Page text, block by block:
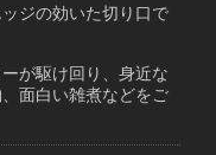
ジの効いた切り口で
が駆け回り、身近な
面白い雑煮などをご